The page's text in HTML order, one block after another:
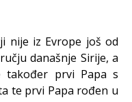
nije iz Evrope još od
današnje Sirije, a
također prvi Papa s
te prvi Papa rođen u